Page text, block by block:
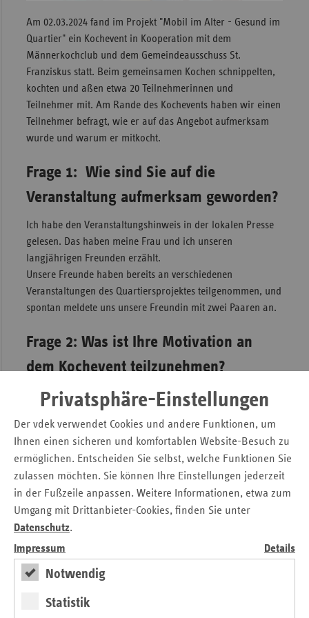
Privatsphäre-Einstellungen
Der vdek verwendet Cookies und andere Funktionen, um
Ihnen einen sicheren und komfortablen Website-Besuch zu
ermöglichen. Entscheiden Sie selbst, welche Funktionen Sie
zulassen möchten. Sie können Ihre Einstellungen jederzeit
in der Fußzeile anpassen. Weitere Informationen, etwa zum
Umgang mit Drittanbieter-Cookies, finden Sie unter
Datenschutz.
Impressum
Details
Notwendig
Statistik
Am 02.03.2024 fand im Projekt "Mobil im Alter - Gesund im
Quartier" ein Kochevent in Kooperation mit dem
Männerkochclub und dem Gemeindeausschuss St.
Franziskus statt. Beim gemeinsamen Kochen schnippelten,
kochten und aßen etwa 20 Teilnehmerinnen und
Teilnehmer mit. Am Rande des Kochevents haben wir einen
Teilnehmer befragt, wie er auf das Angebot aufmerksam
wurde und warum er mitkocht.
Frage 1: Wie sind Sie auf die
Veranstaltung aufmerksam geworden?
Ich habe den Veranstaltungshinweis in der lokalen Presse
gelesen. Das haben meine Frau und ich unseren
langjährigen Freunden erzählt.
Unsere Freunde haben bereits an verschiedenen
Veranstaltungen des Quartiersprojektes teilgenommen, und
spontan meldete uns unsere Freundin mit zwei Paaren an.
Frage 2: Was ist Ihre Motivation an
dem Kochevent teilzunehmen?
Meine Frau bekocht mich seit ganz vielen Jahren mehr als
bereits in ihren Studentenzeiten.